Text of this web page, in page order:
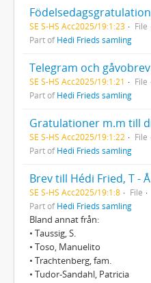
SE S-HS Acc2025/19:1:23 File
Part ofHédi Frieds samling
Telegram och gåvobrev
SE S-HS Acc2025/19:1:21
File
Part ofHédi Frieds samling
SE S-HS Acc2025/19:1:22 File
Part ofHédi Frieds samling
Brev till Hédi Fried, T - Å
SE S-HS Acc2025/19:1:8
File
Part ofHédi Frieds samling
Bland annat från:
• Taussig, S.
• Toso, Manuelito
• Trachtenberg, fam.
• Tudor-Sandahl, Patricia